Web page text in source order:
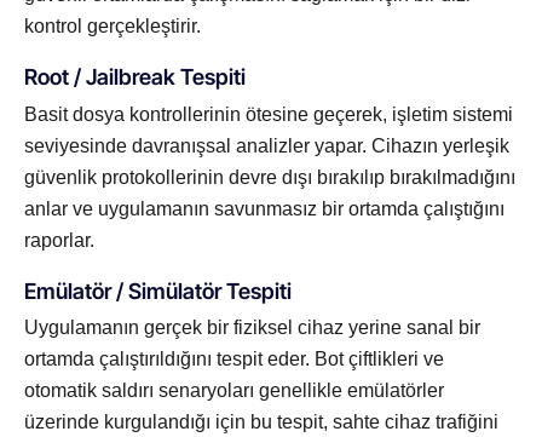
kontrol gerçekleştirir.
Root / Jailbreak Tespiti
Basit dosya kontrollerinin ötesine geçerek, işletim sistemi
seviyesinde davranışsal analizler yapar. Cihazın yerleşik
güvenlik protokollerinin devre dışı bırakılıp bırakılmadığını
anlar ve uygulamanın savunmasız bir ortamda çalıştığını
raporlar.
Emülatör / Simülatör Tespiti
Uygulamanın gerçek bir fiziksel cihaz yerine sanal bir
ortamda çalıştırıldığını tespit eder. Bot çiftlikleri ve
otomatik saldırı senaryoları genellikle emülatörler
üzerinde kurgulandığı için bu tespit, sahte cihaz trafiğini